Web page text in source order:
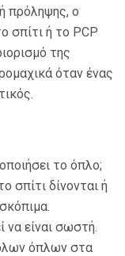
πρόληψης, ο
σπίτι ή το PCP
της
όταν ένας
το όπλο;
δίνονται ή
είναι σωστή.
όπλων στα